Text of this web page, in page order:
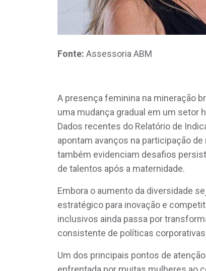
Fonte: Assessoria ABM
A presença feminina na mineração
uma mudança gradual em um setor
Dados recentes do Relatório de
apontam avanços na participação
também evidenciam desafios
de talentos após a maternidade.
Embora o aumento da diversidade
estratégico para inovação e
inclusivos ainda passa por
consistente de políticas
Um dos principais pontos de